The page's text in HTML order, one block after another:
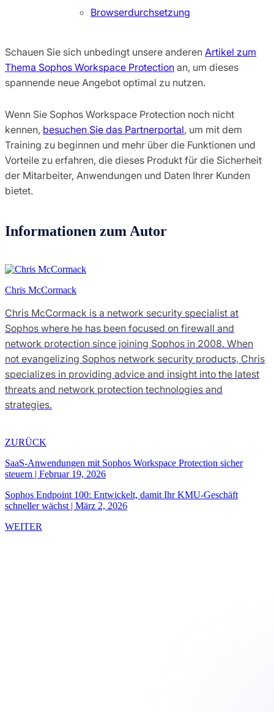
Browserdurchsetzung
Schauen Sie sich unbedingt unsere anderen Artikel zum
Thema Sophos Workspace Protection an, um dieses
spannende neue Angebot optimal zu nutzen.
Wenn Sie Sophos Workspace Protection noch nicht
kennen, besuchen Sie das Partnerportal, um mit dem
Training zu beginnen und mehr über die Funktionen und
Vorteile zu erfahren, die dieses Produkt für die Sicherheit
der Mitarbeiter, Anwendungen und Daten Ihrer Kunden
bietet.
Informationen zum Autor
Chris McCormack
Chris McCormack is a network security specialist at
Sophos where he has been focused on firewall and
network protection since joining Sophos in 2008. When
not evangelizing Sophos network security products, Chris
specializes in providing advice and insight into the latest
threats and network protection technologies and
strategies.
ZURÜCK
SaaS-Anwendungen mit Sophos Workspace Protection sicher
steuern | Februar 19, 2026
Sophos Endpoint 100: Entwickelt, damit Ihr KMU-Geschäft
schneller wächst | März 2, 2026
WEITER